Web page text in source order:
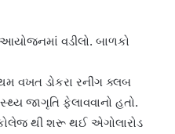
આયોજનમાં વડીલો. બાળકો
વખત ડોકરા રનીંગ ક્લબ
જાગૃતિ ફેલાવવાનો હતો.
થી શરૂ થઈ એગોલારોડ